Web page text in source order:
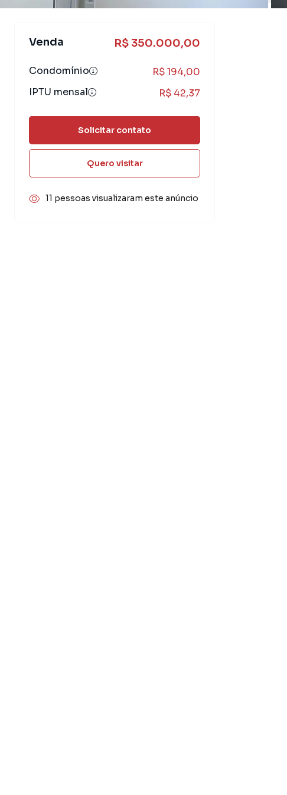
Venda R$ 350.000,00
Condomínio
R$ 194,00
IPTU mensal
R$ 42,37
Solicitar contato
Quero visitar
11 pessoas visualizaram este anúncio